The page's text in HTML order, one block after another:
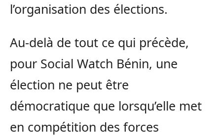
l’organisation des élections.
Au-delà de tout ce qui précède,
pour Social Watch Bénin, une
élection ne peut être
démocratique que lorsqu’elle met
en compétition des forces